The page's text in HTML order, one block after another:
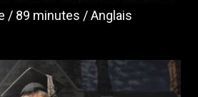
89 minutes Anglais